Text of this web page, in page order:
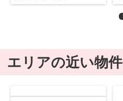
エリアの近い物件